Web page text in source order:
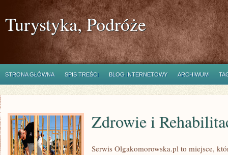
Turystyka, Podróże
STRONA GŁÓWNA SPIS TREŚCI BLOG INTERNETOWY ARCHIWUM
Zdrowie i
Serwis Olgakomorowska.pl to miejsce,